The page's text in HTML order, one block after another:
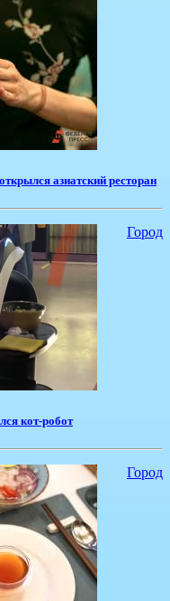
азиатский ресторан
Город
кот-робот
Город